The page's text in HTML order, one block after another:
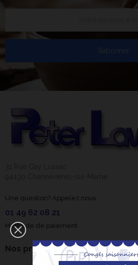
S’abonner
Une question? Appelez nous
01 49 62 08 21
Méthode de paiement
Nos produits